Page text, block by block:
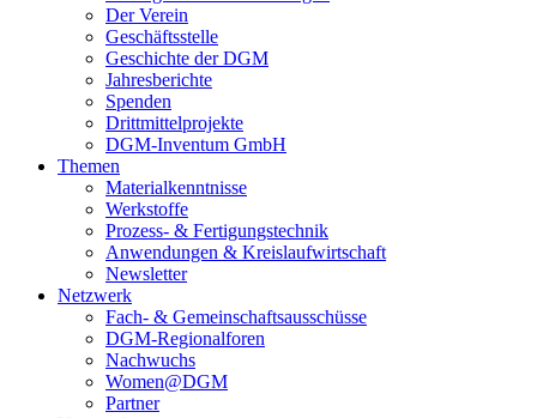
Der Verein
Geschäftsstelle
Geschichte der DGM
Jahresberichte
Spenden
Drittmittelprojekte
DGM-Inventum GmbH
Themen
Materialkenntnisse
Werkstoffe
Prozess- & Fertigungstechnik
Anwendungen & Kreislaufwirtschaft
Newsletter
Netzwerk
Fach- & Gemeinschaftsausschüsse
DGM-Regionalforen
Nachwuchs
Women@DGM
Partner